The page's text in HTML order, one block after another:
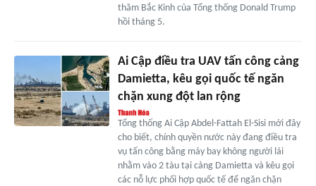
thăm Bắc Kinh của Tổng thống Donald Trump
hồi tháng 5.
Ai Cập điều tra UAV tấn công cảng
Damietta, kêu gọi quốc tế ngăn
chặn xung đột lan rộng
Tổng thống Ai Cập Abdel-Fattah El-Sisi mới đây
cho biết, chính quyền nước này đang điều tra
vụ tấn công bằng máy bay không người lái
nhằm vào 2 tàu tại cảng Damietta và kêu gọi
các nỗ lực phối hợp quốc tế để ngăn chặn